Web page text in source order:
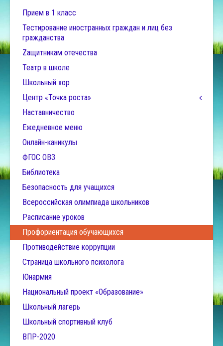
Прием в 1 класс
Тестирование иностранных граждан и лиц без
гражданства
Zащитникам отечества
Театр в школе
Школьный хор
Центр «Точка роста»
Наставничество
Ежедневное меню
Онлайн-каникулы
ФГОС ОВЗ
Библиотека
Безопасность для учащихся
Всероссийская олимпиада школьников
Расписание уроков
Профориентация обучающихся
Противодействие коррупции
Страница школьного психолога
Юнармия
Национальный проект «Образование»
Школьный лагерь
Школьный спортивный клуб
ВПР-2020